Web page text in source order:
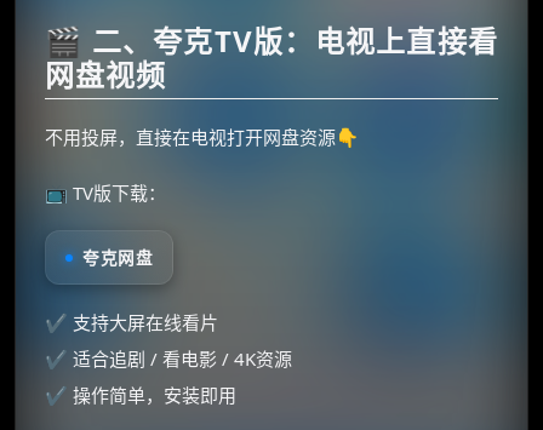
🎬 二、夸克TV版：电视上直接看
网盘视频
不用投屏，直接在电视打开网盘资源👇
📺 TV版下载：
夸克网盘
✔ 支持大屏在线看片
✔ 适合追剧 / 看电影 / 4K资源
✔ 操作简单，安装即用